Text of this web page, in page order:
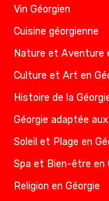
Vin Géorgien
Cuisine géorgienne
Nature et Aventure
Culture et Art en
Histoire de la
Géorgie adaptée
Soleil et Plage en
Spa et Bien-être en
Religion en Géorgie